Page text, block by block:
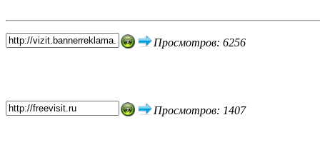
Просмотров: 6256
Просмотров: 1407